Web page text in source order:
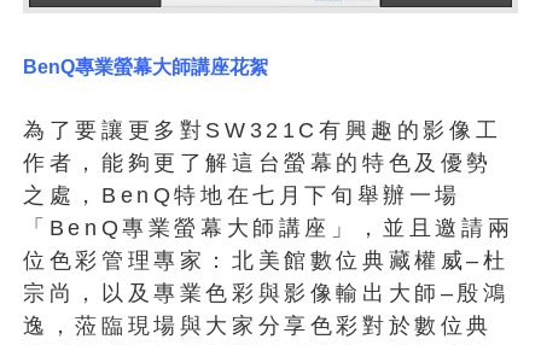
BenQ專業螢幕大師講座花絮
為了要讓更多對SW321C有興趣的影像工
作者，能夠更了解這台螢幕的特色及優勢
之處，BenQ特地在七月下旬舉辦一場
「BenQ專業螢幕大師講座」，並且邀請兩
位色彩管理專家：北美館數位典藏權威–杜
宗尚，以及專業色彩與影像輸出大師–殷鴻
逸，蒞臨現場與大家分享色彩對於數位典